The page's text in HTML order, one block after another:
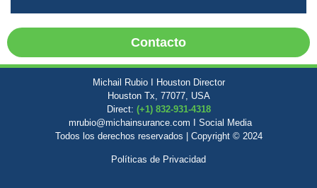
Contacto
Michail Rubio I Houston Director
Houston Tx, 77077, USA
Direct: (+1) 832-931-4318
mrubio@michainsurance.com I Social Media
Todos los derechos reservados | Copyright © 2024
Políticas de Privacidad